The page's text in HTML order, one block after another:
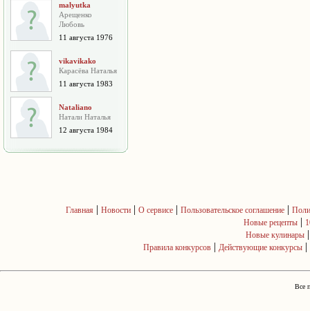
malyutka
Арещенко
Любовь
11 августа 1976
vikavikako
Карасёва Наталья
11 августа 1983
Nataliano
Натали Наталья
12 августа 1984
Главная | Новости| О сервисе| Пользовательское соглашение|
Новые рецепты |
Новые кулинары
Правила конкурсов | Действующие конкурсы |
Все